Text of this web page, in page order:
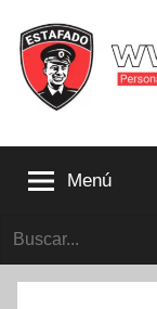
contenido
que
compartir
su
Menú
Buscar: